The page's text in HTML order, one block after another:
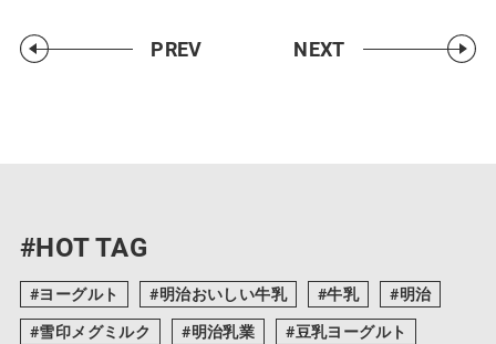
PREV NEXT
#HOT TAG
ヨーグルト 明治おいしい牛乳 牛乳
明治
雪印メグミルク
明治乳業
豆乳ヨーグルト